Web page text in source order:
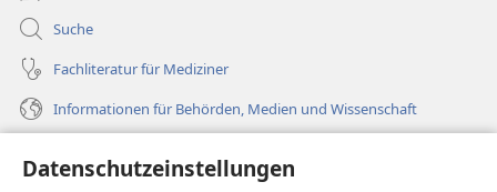
Datenschutzeinstellungen
Suche
Fachliteratur für Mediziner
Informationen für Behörden, Medien und Wissenschaft